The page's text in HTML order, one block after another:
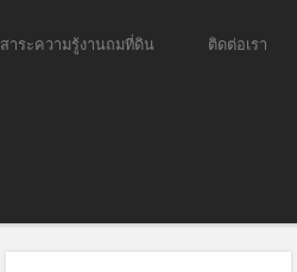
สาระความรู้งานถมที่ดิน ติดต่อเรา